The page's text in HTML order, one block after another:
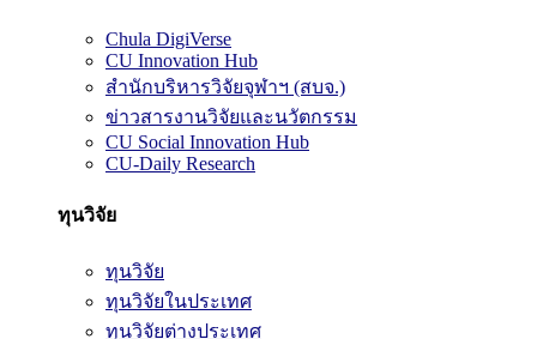
Chula DigiVerse
CU Innovation Hub
สำนักบริหารวิจัยจุฬาฯ (สบจ.)
ข่าวสารงานวิจัยและนวัตกรรม
CU Social Innovation Hub
CU-Daily Research
ทุนวิจัย
ทุนวิจัย
ทุนวิจัยในประเทศ
ทุนวิจัยต่างประเทศ